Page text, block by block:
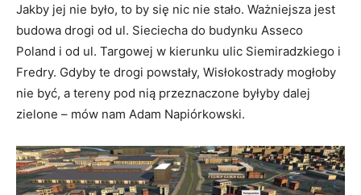
Jakby jej nie było, to by się nic nie stało. Ważniejsza jest
budowa drogi od ul. Sieciecha do budynku Asseco
Poland i od ul. Targowej w kierunku ulic Siemiradzkiego i
Fredry. Gdyby te drogi powstały, Wisłokostrady mogłoby
nie być, a tereny pod nią przeznaczone byłyby dalej
zielone – mów nam Adam Napiórkowski.